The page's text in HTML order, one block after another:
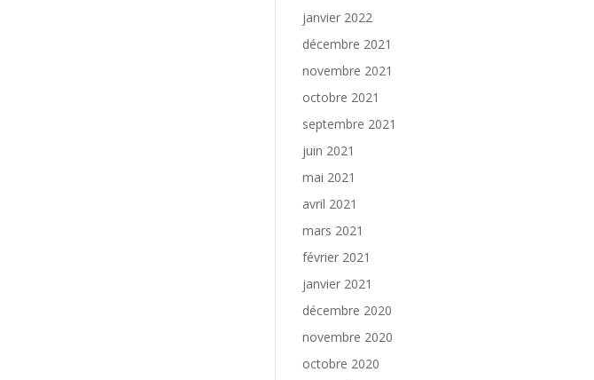
janvier 2022
décembre 2021
novembre 2021
octobre 2021
septembre 2021
juin 2021
mai 2021
avril 2021
mars 2021
février 2021
janvier 2021
décembre 2020
novembre 2020
octobre 2020